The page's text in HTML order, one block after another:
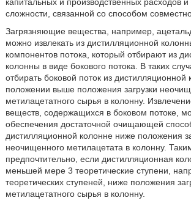
капитальных и производственных расходов
сложности, связанной со способом
Загрязняющие вещества, например,
можно извлекать из дистилляционной
компонентов потока, который отбирают из
колонны в виде бокового потока. В таких
отбирать боковой поток из дистилляционной
положении выше положения загрузки
метилацетатного сырья в колонну.
веществ, содержащихся в боковом потоке,
обеспечения достаточной очищающей
дистилляционной колонне ниже положения
неочищенного метилацетата в колонну.
предпочтительно, если дистилляционная
меньшей мере 3 теоретические ступени,
теоретических ступеней, ниже положения
метилацетатного сырья в колонну.